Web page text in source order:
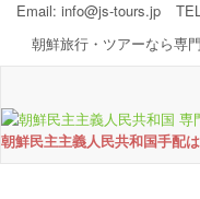
Email: info@js-tours.jp
朝鮮旅行・ツアーなら専
朝鮮民主主義人民共和国手配